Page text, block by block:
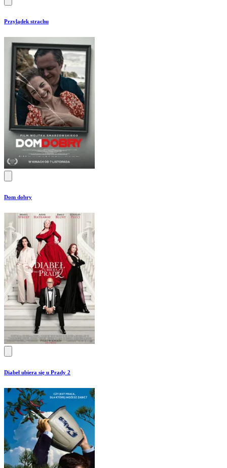
Przylądek strachu
Dom dobry
Diabeł ubiera się u Prady 2